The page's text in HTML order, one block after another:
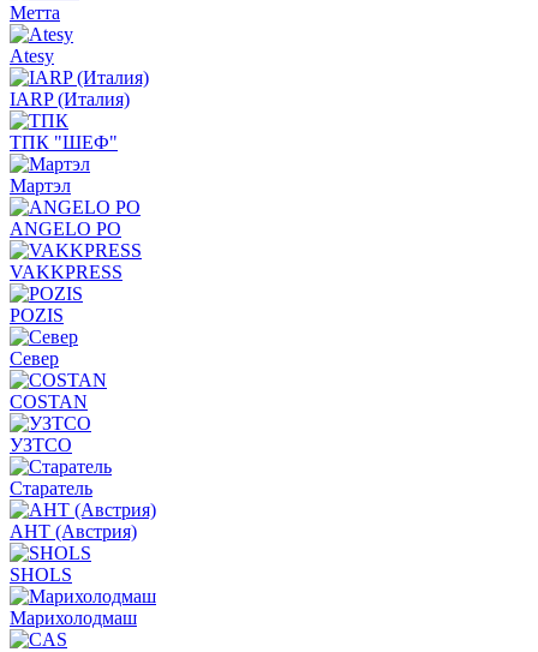
Метта
Atesy
IARP (Италия)
ТПК "ШЕФ"
Мартэл
ANGELO PO
VAKKPRESS
POZIS
Север
COSTAN
УЗТСО
Старатель
АНТ (Австрия)
SHOLS
Марихолодмаш